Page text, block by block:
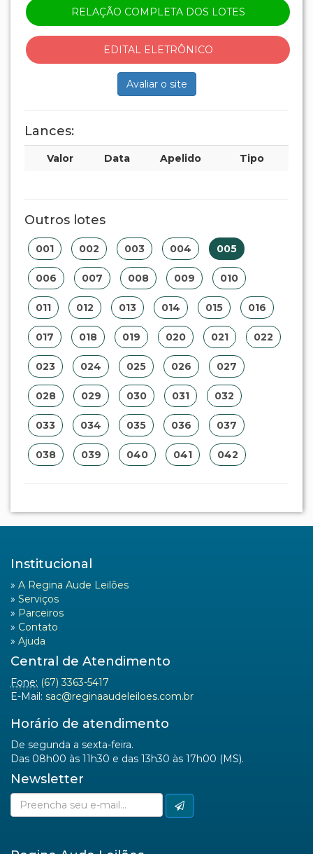
RELAÇÃO COMPLETA DOS LOTES
EDITAL ELETRÔNICO
Avaliar o site
Lances:
Valor Data Apelido Tipo
Outros lotes
001 002 003 004 005
006 007 008 009 010
011 012 013 014 015 016
017 018 019 020 021 022
023 024 025 026 027
028 029 030 031 032
033 034 035 036 037
038 039 040 041 042
Institucional
» A Regina Aude Leilões
» Serviços
» Parceiros
» Contato
» Ajuda
Central de Atendimento
Fone: (67) 3363-5417
E-Mail: sac@reginaaudeleiloes.com.br
Horário de atendimento
De segunda a sexta-feira.
Das 08h00 às 11h30 e das 13h30 às 17h00 (MS).
Newsletter